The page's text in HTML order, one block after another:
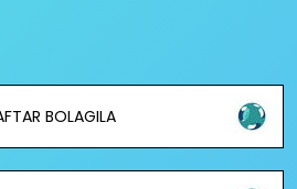
BOLAGILA